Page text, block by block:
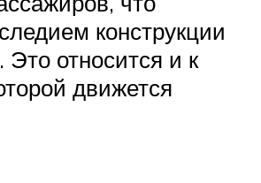
конструкции
Это относится и к
движется